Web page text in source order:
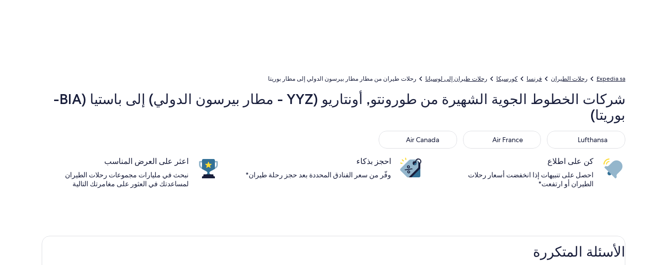
Expedia.sa رحلات الطيران فرنسا كورسيكا رحلات طيران إلى لوسيانا رحلات طيران من مطار مطار بيرسون الدولي إلى مطار بوريتا
شركات الخطوط الجوية الشهيرة من طورونتو, أونتاريو (YYZ - مطار بيرسون الدولي) إلى باستيا (BIA-
بوريتا)
LufthansaLufthansa
Air France
Air France
Air Canada
Air Canada
كن على اطلاع
احصل على تنبيهات إذا انخفضت أسعار رحلات
الطيران أو ارتفعت*
احجز بذكاء
وفّر من سعر الفنادق المحددة بعد حجز رحلة طيران*
اعثر على العرض المناسب
نبحث في مليارات مجموعات رحلات الطيران
لمساعدتك في العثور على مغامرتك التالية
الأسئلة المتكررة